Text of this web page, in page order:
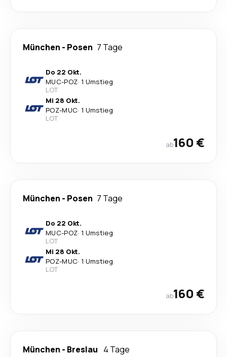
München - Posen 7 Tage
Do 22 Okt.
MUC-POZ· 1 Umstieg
LOT
Mi 28 Okt.
POZ-MUC· 1 Umstieg
LOT
ab160 €
München - Posen 7 Tage
Do 22 Okt.
MUC-POZ· 1 Umstieg
LOT
Mi 28 Okt.
POZ-MUC· 1 Umstieg
LOT
ab160 €
München - Breslau 4 Tage